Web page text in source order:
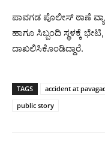
ಪಾವಗಡ ಪೊಲೀಸ್ ಠಾಣೆ
ಹಾಗೂ ಸಿಬ್ಬಂದಿ ಸ್ಥಳಕ್ಕೆ
ದಾಖಲಿಸಿಕೊಂಡಿದ್ದಾರೆ.
TAGS accident at
public story